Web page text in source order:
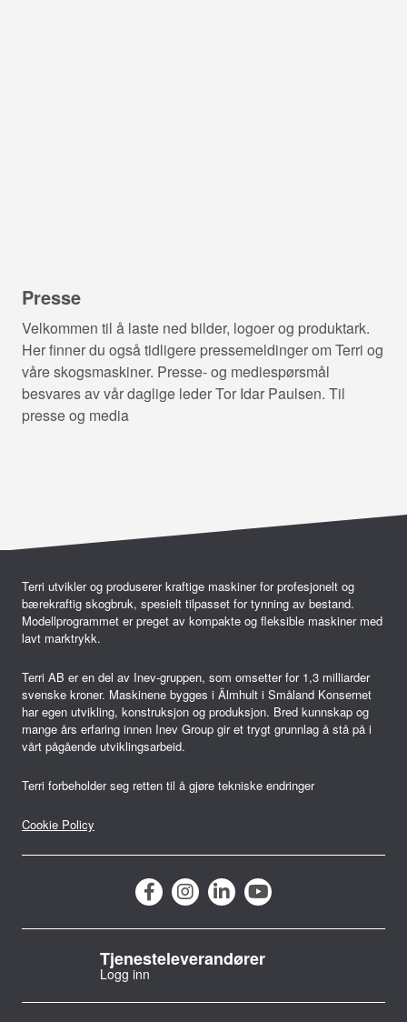
Presse
Velkommen til å laste ned bilder, logoer og produktark.
Her finner du også tidligere pressemeldinger om Terri og
våre skogsmaskiner. Presse- og mediespørsmål
besvares av vår daglige leder Tor Idar Paulsen. Til
presse og media
Terri utvikler og produserer kraftige maskiner for profesjonelt og
bærekraftig skogbruk, spesielt tilpasset for tynning av bestand.
Modellprogrammet er preget av kompakte og fleksible maskiner med
lavt marktrykk.
Terri AB er en del av Inev-gruppen, som omsetter for 1,3 milliarder
svenske kroner. Maskinene bygges i Älmhult i Småland Konsernet
har egen utvikling, konstruksjon og produksjon. Bred kunnskap og
mange års erfaring innen Inev Group gir et trygt grunnlag å stå på i
vårt pågående utviklingsarbeid.
Terri forbeholder seg retten til å gjøre tekniske endringer
Cookie Policy
Tjenesteleverandører
Logg inn